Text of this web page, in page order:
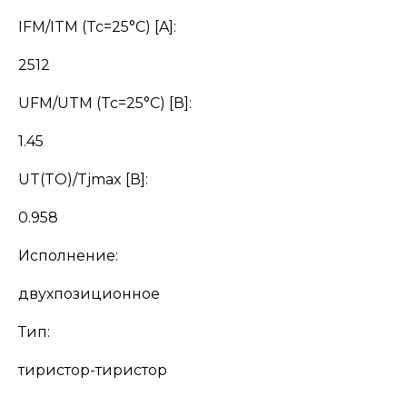
IFM/ITM (Tc=25°С) [A]:
2512
UFM/UTM (Tc=25°С) [В]:
1.45
UT(TO)/Tjmax [В]:
0.958
Исполнение:
двухпозиционное
Тип:
тиристор-тиристор